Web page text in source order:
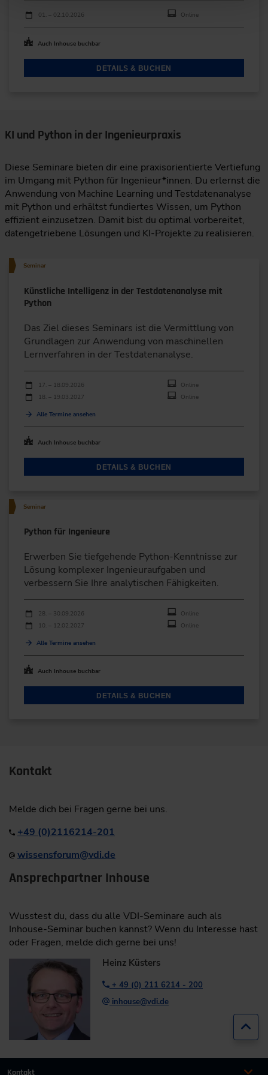
Durchführungen
Veranstaltungsdatum
01. – 02.10.2026 Online
Auch Inhouse buchbar
DETAILS & BUCHEN
KI und Python in der Ingenieurpraxis
Diese Seminare bieten dir eine praxisorientierte Vertiefung
im Umgang mit Python für Ingenieur*innen. Du erlernst die
Anwendung von Machine Learning und Testdatenanalyse
mit Python und erhältst fundiertes Wissen, um Python
effizient einzusetzen. Damit bist du optimal vorbereitet,
datengetriebene Lösungen und KI-Projekte zu realisieren.
Seminar
Künstliche Intelligenz in der Testdatenanalyse mit
Python
Das Ziel dieses Seminars ist die Vermittlung von
Grundlagen zur Anwendung von maschinellen
Lernverfahren in der Testdatenanalyse.
Durchführungen
Veranstaltungsdatum
17. – 18.09.2026
Online
18. – 19.03.2027
Online
Alle Termine ansehen
Auch Inhouse buchbar
DETAILS & BUCHEN
Seminar
Python für Ingenieure
Erwerben Sie tiefgehende Python-Kenntnisse zur
Lösung komplexer Ingenieuraufgaben und
verbessern Sie Ihre analytischen Fähigkeiten.
Durchführungen
Veranstaltungsdatum
28. – 30.09.2026
Online
10. – 12.02.2027
Online
Alle Termine ansehen
Auch Inhouse buchbar
DETAILS & BUCHEN
Kontakt
Melde dich bei Fragen gerne bei uns.
+49 (0)2116214-201
wissensforum@vdi.de
Ansprechpartner Inhouse
Wusstest du, dass du alle VDI-Seminare auch als
Inhouse-Seminar buchen kannst? Wenn du Interesse hast
oder Fragen, melde dich gerne bei uns!
Heinz Küsters
+ 49 (0) 211 6214 - 200
inhouse@vdi.de
Kontakt